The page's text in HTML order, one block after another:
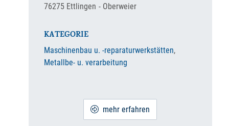
Oberweier
76275 Ettlingen
KATEGORIE
Maschinenbau u. -reparaturwerkstätten,
Metallbe- u. verarbeitung
mehr erfahren